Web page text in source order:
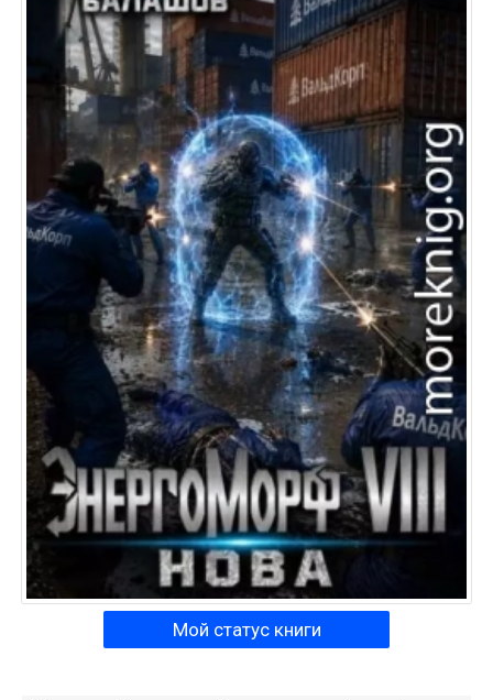
Мой статус книги